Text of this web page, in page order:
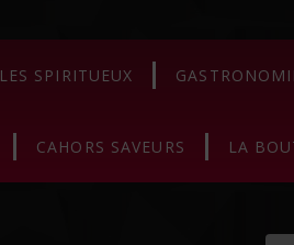
LES SPIRITUEUX
CAHORS SAVEURS LA